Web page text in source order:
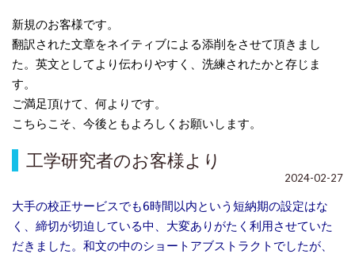
新規のお客様です。
翻訳された文章をネイティブによる添削をさせて頂きまし
た。英文としてより伝わりやすく、洗練されたかと存じま
す。
ご満足頂けて、何よりです。
こちらこそ、今後ともよろしくお願いします。
工学研究者のお客様より
2024-02-27
大手の校正サービスでも6時間以内という短納期の設定はな
く、締切が切迫している中、大変ありがたく利用させていた
だきました。 和文の中のショートアブストラクトでしたが、